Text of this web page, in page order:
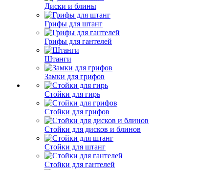
Диски и блины
Грифы для штанг
Грифы для гантелей
Штанги
Замки для грифов
Стойки для гирь
Стойки для грифов
Стойки для дисков и блинов
Стойки для штанг
Стойки для гантелей